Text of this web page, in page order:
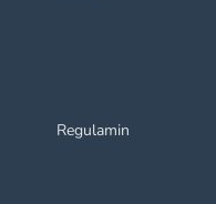
Regulamin